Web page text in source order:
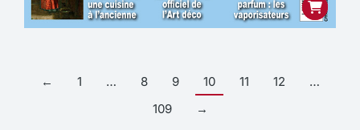
← 1 … 8 9 10 11 12
…
109
→